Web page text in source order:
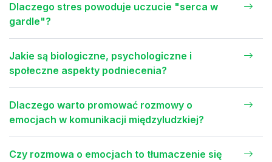
Dlaczego stres powoduje uczucie "serca w
gardle"?
Jakie są biologiczne, psychologiczne i
społeczne aspekty podniecenia?
Dlaczego warto promować rozmowy o
emocjach w komunikacji międzyludzkiej?
Czy rozmowa o emocjach to tłumaczenie się